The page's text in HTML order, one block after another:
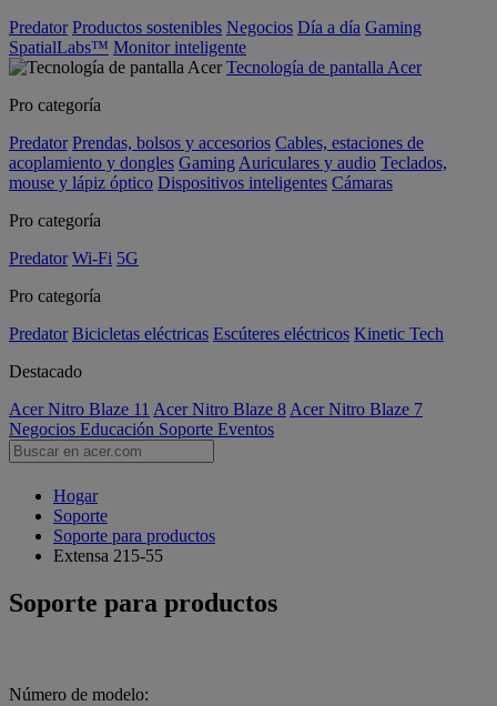
Predator Productos sostenibles Negocios Día a día Gaming
SpatialLabs™ Monitor inteligente
Tecnología de pantalla Acer
Pro categoría
Predator Prendas, bolsos y accesorios Cables, estaciones de
acoplamiento y dongles Gaming Auriculares y audio Teclados,
mouse y lápiz óptico Dispositivos inteligentes Cámaras
Pro categoría
Predator Wi-Fi 5G
Pro categoría
Predator Bicicletas eléctricas Escúteres eléctricos Kinetic Tech
Destacado
Acer Nitro Blaze 11 Acer Nitro Blaze 8 Acer Nitro Blaze 7
Negocios Educación Soporte Eventos
Hogar
Soporte
Soporte para productos
Extensa 215-55
Soporte para productos
Número de modelo: